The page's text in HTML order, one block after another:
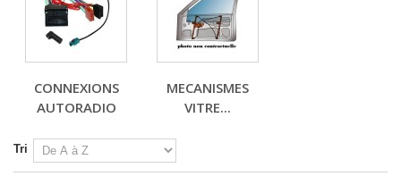
CONNEXIONS
AUTORADIO
MECANISMES
VITRE...
Tri